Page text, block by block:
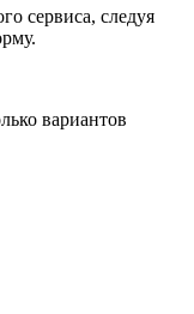
сервиса, следуя
вариантов